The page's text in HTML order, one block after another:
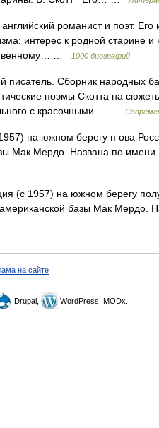
романист и поэт. Его
интерес к родной старине и
…
1000 биографий
писатель. Сборник народных
поэмы Скотта на сюжеты
с красочными… …
на южном берегу п ова
Мак Мердо. Названа по
(с 1957) на южном берегу
базы Мак Мердо.
на сайте
Drupal, WordPress, MODx.